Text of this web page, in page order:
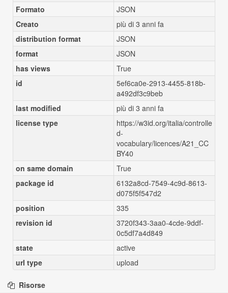
Formato
JSON
Creato
più di 3 anni fa
distribution format
JSON
format
JSON
has views
True
id
5ef6ca0e-2913-4455-818b-
a492df3c9beb
last modified
più di 3 anni fa
license type
https://w3id.org/italia/controlle
d-
vocabulary/licences/A21_CC
BY40
on same domain
True
package id
6132a8cd-7549-4c9d-8613-
d075f5f547d2
position
335
revision id
3720f343-3aa0-4cde-9ddf-
0c5df7a4d849
state
active
url type
upload
Risorse